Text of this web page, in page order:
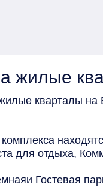
жилые
кварталы на
для отдыха,
Гостевая